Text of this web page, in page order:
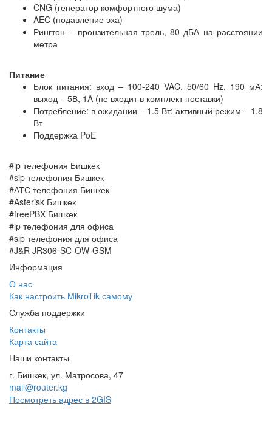
CNG (генератор комфортного шума)
AEC (подавление эха)
Рингтон – пронзительная трель, 80 дБА на расстоянии
метра
Питание
Блок питания: вход – 100-240 VAC, 50/60 Hz, 190 мА;
выход – 5В, 1A (не входит в комплект поставки)
Потребление: в ожидании – 1.5 Вт; активный режим – 1.8
Вт
Поддержка PoE
#ip телефония Бишкек
#sip телефония Бишкек
#АТС телефония Бишкек
#Asterisk Бишкек
#freePBX Бишкек
#ip телефония для офиса
#sip телефония для офиса
#J&R JR306-SC-OW-GSM
Информация
О нас
Как настроить MikroTik самому
Служба поддержки
Контакты
Карта сайта
Наши контакты
г. Бишкек, ул. Матросова, 47
mail@router.kg
Посмотреть адрес в 2GIS